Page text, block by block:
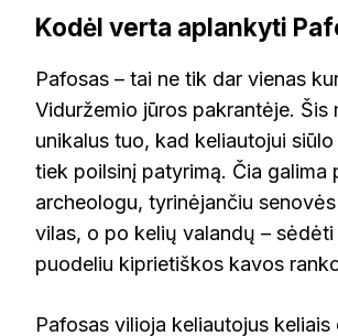
Kodėl verta aplankyti
Pafosas – tai ne tik dar vienas
Viduržemio jūros pakrantėje. Šis
unikalus tuo, kad keliautojui
tiek poilsinį patyrimą. Čia galima
archeologu, tyrinėjančiu
vilas, o po kelių valandų – sėdėti
puodeliu kiprietiškos kavos
Pafosas vilioja keliautojus keliais